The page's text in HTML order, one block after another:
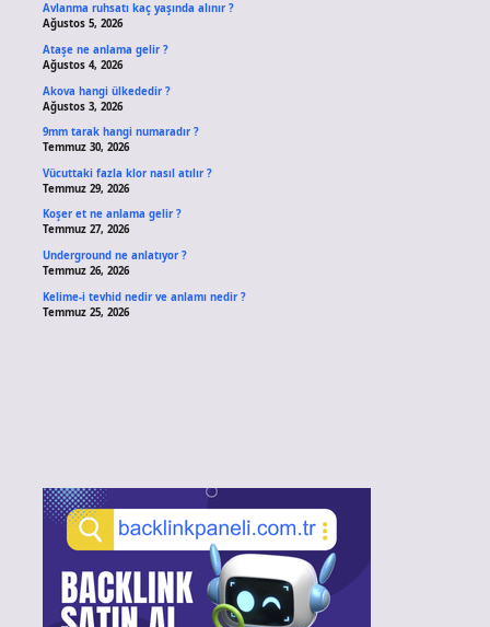
Avlanma ruhsatı kaç yaşında alınır ?
Ağustos 5, 2026
Ataşe ne anlama gelir ?
Ağustos 4, 2026
Akova hangi ülkededir ?
Ağustos 3, 2026
9mm tarak hangi numaradır ?
Temmuz 30, 2026
Vücuttaki fazla klor nasıl atılır ?
Temmuz 29, 2026
Koşer et ne anlama gelir ?
Temmuz 27, 2026
Underground ne anlatıyor ?
Temmuz 26, 2026
Kelime-i tevhid nedir ve anlamı nedir ?
Temmuz 25, 2026